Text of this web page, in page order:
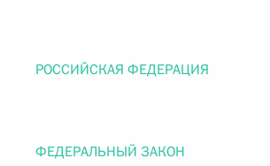
РОССИЙСКАЯ ФЕДЕРАЦИЯ
ФЕДЕРАЛЬНЫЙ ЗАКОН